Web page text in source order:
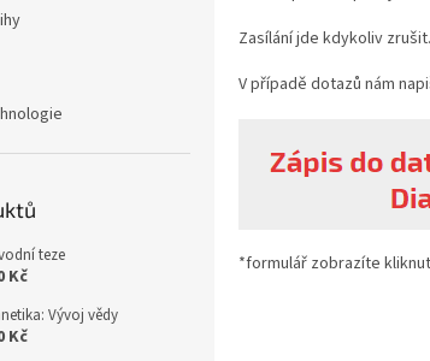
teze
Kč
Vývoj vědy
Kč
Zasílání jde kdykoliv zrušit.
V případě dotazů nám
*formulář zobrazíte